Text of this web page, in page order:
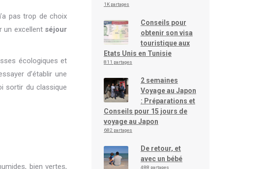
pas trop de choix
un excellent séjour
écologiques et
d’établir une
sortir du classique
bien vertes,
1K partages
Conseils pour
obtenir son visa
touristique aux
Etats Unis en Tunisie
811 partages
2 semaines
Voyage au Japon
: Préparations et
Conseils pour 15 jours de
voyage au Japon
682 partages
De retour, et
avec un bébé
488 partages